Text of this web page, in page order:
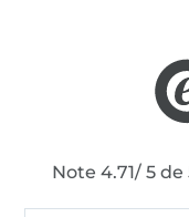
Note 4.71/ 5